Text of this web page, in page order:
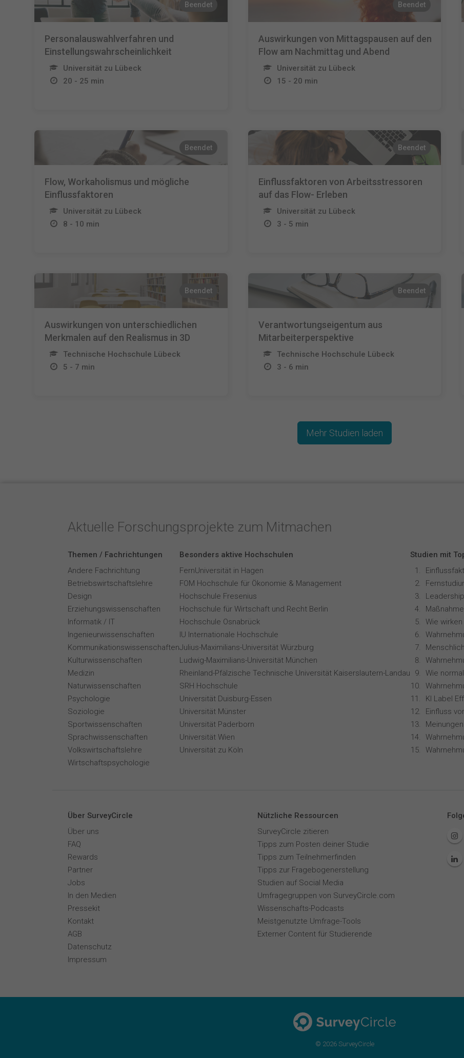
Beendet
Personalauswahlverfahren und
Einstellungswahrscheinlichkeit
Universität zu Lübeck
20 - 25 min
Beendet
Auswirkungen von Mittagspausen auf den
Flow am Nachmittag und Abend
Universität zu Lübeck
15 - 20 min
Beendet
Flow, Workaholismus und mögliche
Einflussfaktoren
Universität zu Lübeck
8 - 10 min
Beendet
Einflussfaktoren von Arbeitsstressoren
auf das Flow- Erleben
Universität zu Lübeck
3 - 5 min
Beendet
Auswirkungen von unterschiedlichen
Merkmalen auf den Realismus in 3D
Technische Hochschule Lübeck
5 - 7 min
Beendet
Verantwortungseigentum aus
Mitarbeiterperspektive
Technische Hochschule Lübeck
3 - 6 min
Mehr Studien laden
Aktuelle Forschungsprojekte zum Mitmachen
Themen / Fachrichtungen
Andere Fachrichtung
Betriebswirtschaftslehre
Design
Erziehungswissenschaften
Informatik / IT
Ingenieurwissenschaften
Kommunikationswissenschaften
Kulturwissenschaften
Medizin
Naturwissenschaften
Psychologie
Soziologie
Sportwissenschaften
Sprachwissenschaften
Volkswirtschaftslehre
Wirtschaftspsychologie
Besonders aktive Hochschulen
FernUniversität in Hagen
FOM Hochschule für Ökonomie & Management
Hochschule Fresenius
Hochschule für Wirtschaft und Recht Berlin
Hochschule Osnabrück
IU Internationale Hochschule
Julius-Maximilians-Universität Würzburg
Ludwig-Maximilians-Universität München
Rheinland-Pfälzische Technische Universität Kaiserslautern-Landau
SRH Hochschule
Universität Duisburg-Essen
Universität Münster
Universität Paderborn
Universität Wien
Universität zu Köln
Studien mit
KI Label
Über SurveyCircle
Über uns
FAQ
Rewards
Partner
Jobs
In den Medien
Pressekit
Kontakt
AGB
Datenschutz
Impressum
Nützliche Ressourcen
SurveyCircle zitieren
Tipps zum Posten deiner Studie
Tipps zum Teilnehmerfinden
Tipps zur Fragebogenerstellung
Studien auf Social Media
Umfragegruppen von SurveyCircle.com
Wissenschafts-Podcasts
Meistgenutzte Umfrage-Tools
Externer Content für Studierende
© 2026 SurveyCircle